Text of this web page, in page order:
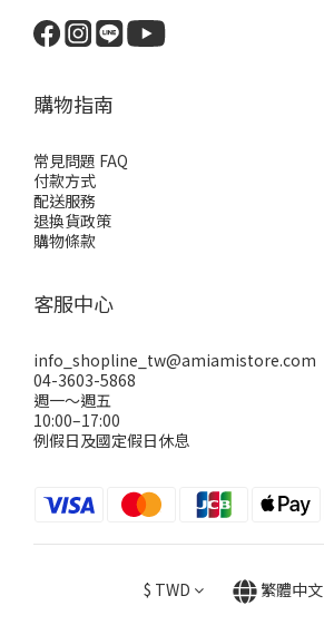
購物指南
常見問題 FAQ
付款方式
配送服務
退換貨政策
購物條款
客服中心
info_shopline_tw@amiamistore.com
04-3603-5868
週一～週五
10:00–17:00
例假日及國定假日休息
$ TWD 繁體中文